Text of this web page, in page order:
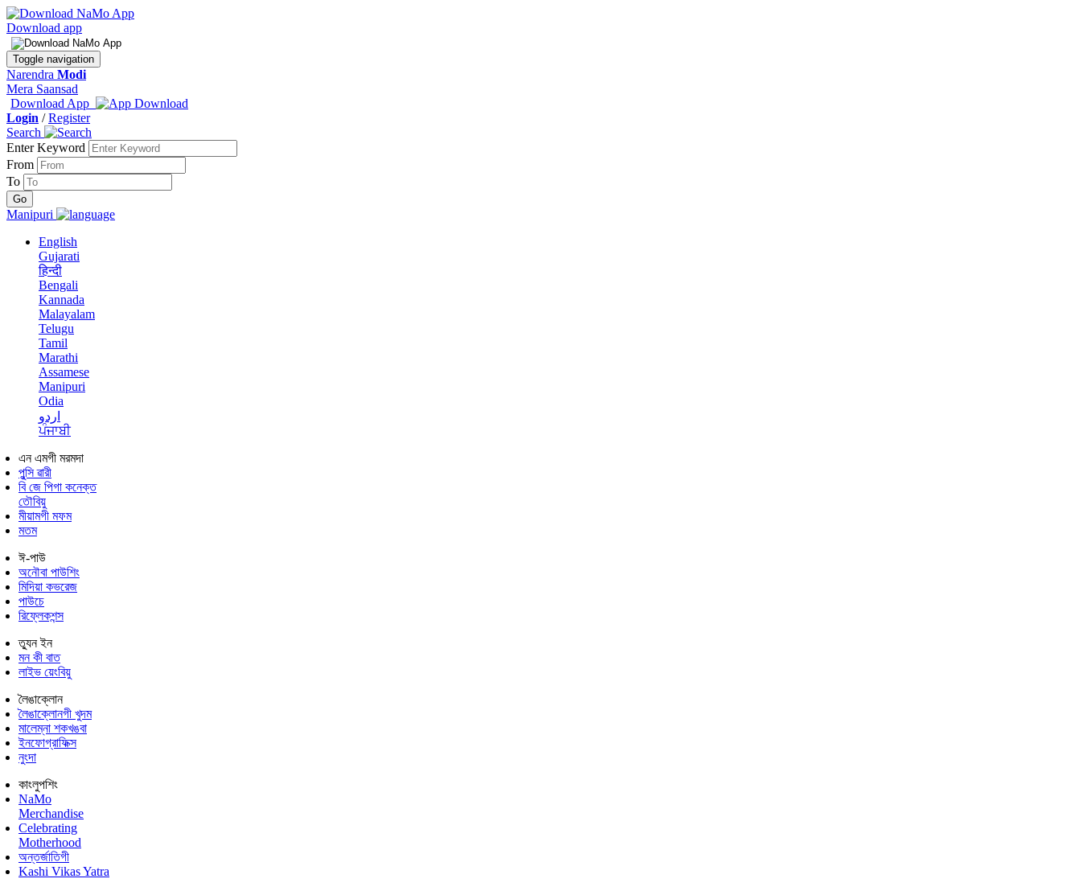
Download app
Toggle navigation
Narendra Modi
Mera Saansad
Download App
Login /Register
Search
Enter Keyword
From
To
Manipuri
English
Gujarati
हिन्दी
Bengali
Kannada
Malayalam
Telugu
Tamil
Marathi
Assamese
Manipuri
Odia
اردو
ਪੰਜਾਬੀ
এন এমগী মরমদা
পুন্সি ৱারী
বি জে পিগা কনেক্ত
তৌবিয়ু
মীয়ামগী মফম
মতম
ঈ-পাউ
অনৌবা পাউশিং
মিদিয়া কভরেজ
পাউচে
রিফ্লেকশন্স
ত্যুন ইন
মন কী বাত
লাইভ য়েংবিয়ু
লৈঙাক্লোন
লৈঙাক্লোনগী খুদম
মালেম্না শকখঙবা
ইনফোগ্রাফিক্স
নুংদা
কাংলুপশিং
NaMo
Merchandise
Celebrating
Motherhood
অন্তর্জাতিগী
Kashi Vikas Yatra